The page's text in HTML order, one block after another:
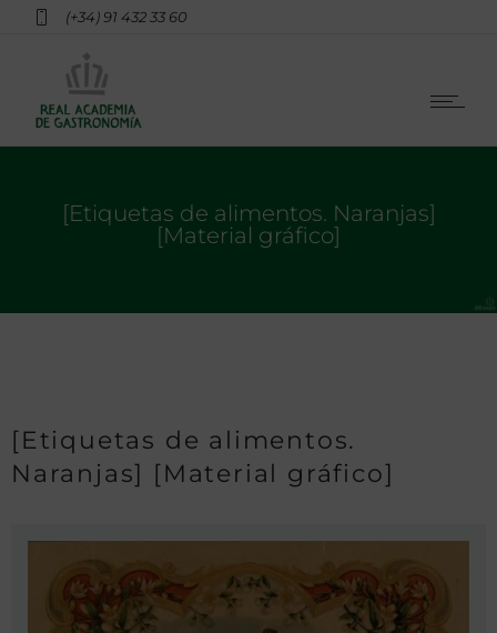
(+34) 91 432 33 60
[Etiquetas de alimentos. Naranjas]
[Material gráfico]
[Etiquetas de alimentos.
Naranjas] [Material gráfico]